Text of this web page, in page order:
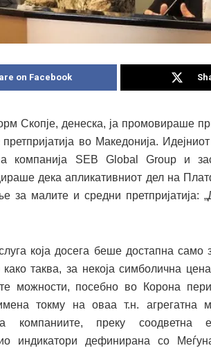
on Facebook
Скопје, денеска, ја промовираше
во Македонија.
компанија SEB Global Group и
дека апликативниот дел на
за малите и средни претпријатија:
која досега беше достапна само
таква, за некоја симболична
можности, посебно во Корона
токму на оваа т.н. агрегатна
компаниите, преку соодветна
индикатори дефинирана со